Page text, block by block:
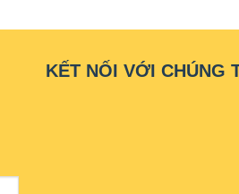
KẾT NỐI VỚI CHÚNG